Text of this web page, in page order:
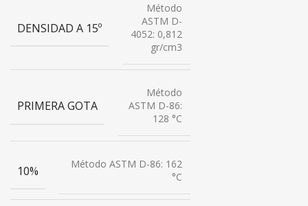
DENSIDAD A 15º
Método
ASTM D-
4052: 0,812
gr/cm3
PRIMERA GOTA
Método
ASTM D-86:
128 °C
10%
Método ASTM D-86: 162
°C